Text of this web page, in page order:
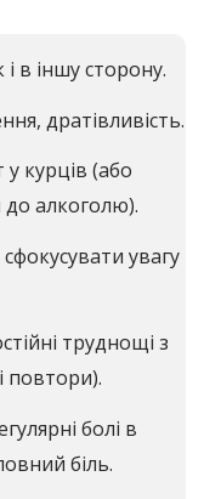
в іншу сторону.
дратівливість.
у курців (або
до алкоголю).
увагу
труднощі з
повтори).
болі в
біль.